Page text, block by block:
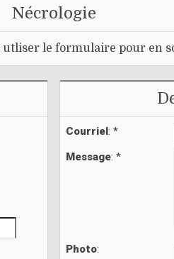
Nécrologie
utliser le formulaire pour en
Courriel: *
Message: *
Photo: